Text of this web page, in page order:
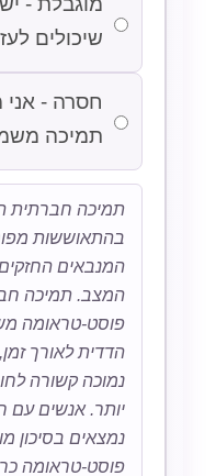
שיכולים
חסרה - אני
תמיכה
תמיכה חברתית
בהתאוששות
המנבאים
המצב. תמיכה
פוסט-טראומה
הדדית לאורך
נמוכה קשורה
יותר. אנשים עם
נמצאים בסיכון
פוסט-טראומה